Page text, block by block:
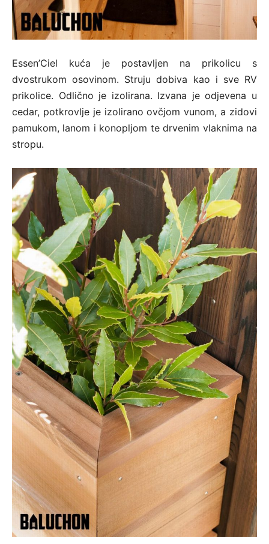
Essen’Ciel kuća je postavljen na prikolicu s
dvostrukom osovinom. Struju dobiva kao i sve RV
prikolice. Odlično je izolirana. Izvana je odjevena u
cedar, potkrovlje je izolirano ovčjom vunom, a zidovi
pamukom, lanom i konopljom te drvenim vlaknima na
stropu.